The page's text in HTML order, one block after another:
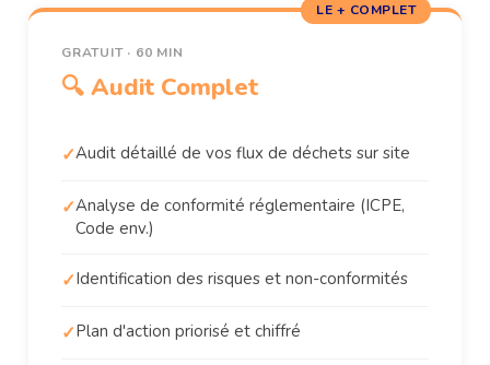
LE + COMPLET
GRATUIT · 60 MIN
🔍 Audit Complet
Audit détaillé de vos flux de déchets sur site
Analyse de conformité réglementaire (ICPE,
Code env.)
Identification des risques et non-conformités
Plan d'action priorisé et chiffré